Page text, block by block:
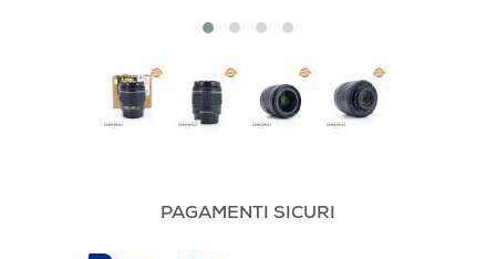
PAGAMENTI SICURI